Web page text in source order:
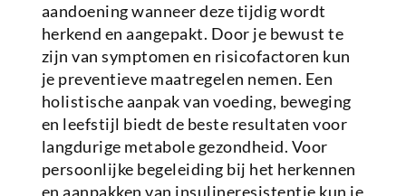
aandoening wanneer deze tijdig wordt
herkend en aangepakt. Door je bewust te
zijn van symptomen en risicofactoren kun
je preventieve maatregelen nemen. Een
holistische aanpak van voeding, beweging
en leefstijl biedt de beste resultaten voor
langdurige metabole gezondheid. Voor
persoonlijke begeleiding bij het herkennen
en aanpakken van insulineresistentie kun je